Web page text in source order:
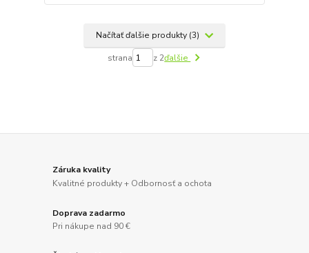
Načítať ďalšie produkty (3)
strana z 2ďalšie
Záruka kvality
Kvalitné produkty + Odbornosť a ochota
Doprava zadarmo
Pri nákupe nad 90 €